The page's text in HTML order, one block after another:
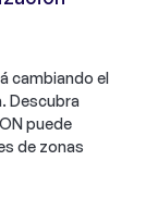
cambiando el
Descubra
puede
de zonas